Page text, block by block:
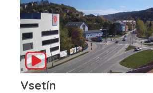
Vsetín